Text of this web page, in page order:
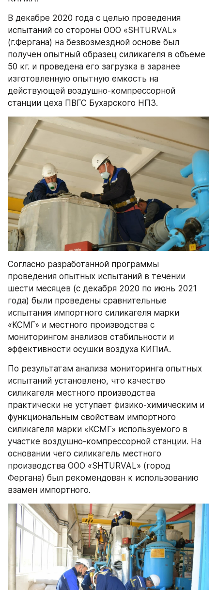
В декабре 2020 года с целью проведения
испытаний со стороны ООО «SHTURVAL»
(г.Фергана) на безвозмездной основе был
получен опытный образец силикагеля в объеме
50 кг. и проведена его загрузка в заранее
изготовленную опытную емкость на
действующей воздушно-компрессорной
станции цеха ПВГС Бухарского НПЗ.
Согласно разработанной программы
проведения опытных испытаний в течении
шести месяцев (с декабря 2020 по июнь 2021
года) были проведены сравнительные
испытания импортного силикагеля марки
«КСМГ» и местного производства с
мониторингом анализов стабильности и
эффективности осушки воздуха КИПиА.
По результатам анализа мониторинга опытных
испытаний установлено, что качество
силикагеля местного производства
практически не уступает физико-химическим и
функциональным свойствам импортного
силикагеля марки «КСМГ» используемого в
участке воздушно-компрессорной станции. На
основании чего силикагель местного
производства ООО «SHTURVAL» (город
Фергана) был рекомендован к использованию
взамен импортного.